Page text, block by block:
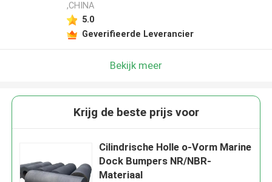
,CHINA
5.0
Geverifieerde Leverancier
Bekijk meer
Krijg de beste prijs voor
Cilindrische Holle o-Vorm Marine
Dock Bumpers NR/NBR-
Materiaal